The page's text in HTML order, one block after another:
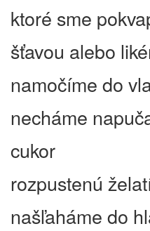
ktoré sme
šťavou alebo
namočíme do
necháme
cukor
rozpustenú
našľaháme do